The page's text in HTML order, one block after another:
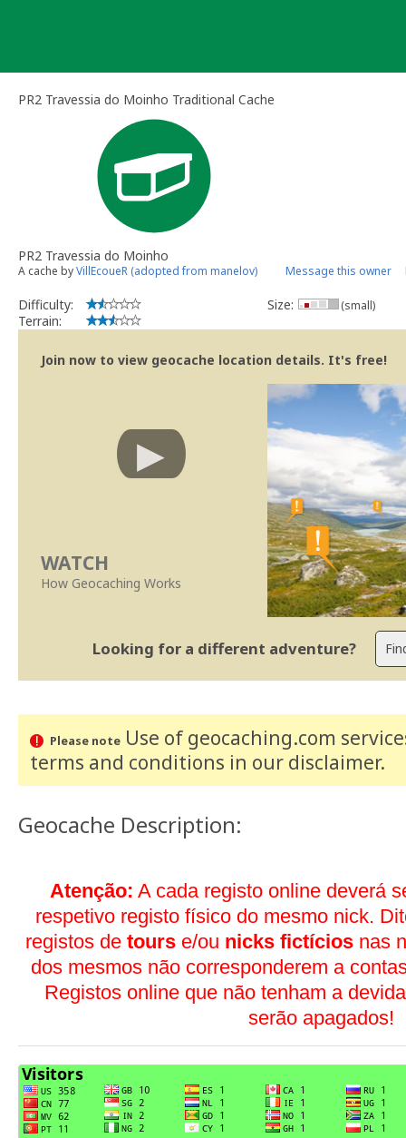
PR2 Travessia do Moinho Traditional Cache
PR2 Travessia do Moinho
A cache byVillEcoueR (adopted from manelov) Message this owner
Difficulty:
Terrain:
Size: (small)
Join now to view geocache location details. It's free!
WATCH
How Geocaching Works
Looking for a different adventure?
Please noteUse of geocaching.com
terms and conditions in our disclaimer.
Geocache Description:
Atenção: A cada registo online deverá
respetivo registo físico do mesmo nick.
registos detours e/ou nicks fictícios nas
dos mesmos não corresponderem a
Registos online que não tenham a
serão apagados!